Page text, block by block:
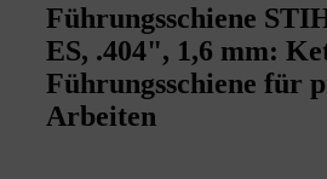
Führungsschiene
ES, .404", 1,6 mm:
Führungsschiene für
Arbeiten